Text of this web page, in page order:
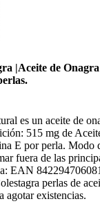
|Aceite de
es un aceite de
515 mg de
E por perla. Modo
fuera de las
EAN
perlas de
agotar existencias.